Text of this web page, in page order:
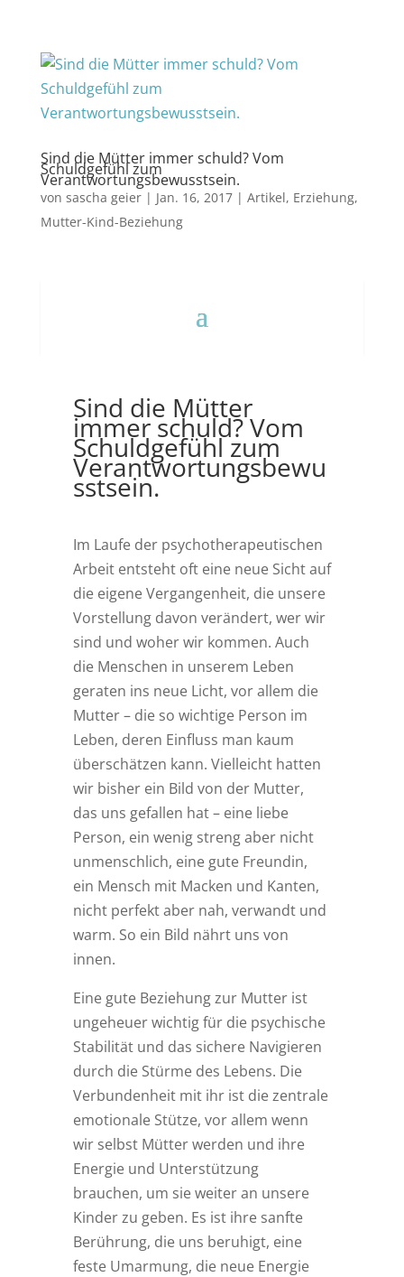
Sind die Mütter immer schuld? Vom
Schuldgefühl zum
Verantwortungsbewusstsein.
von sascha geier| Jan. 16, 2017| Artikel, Erziehung,
Mutter-Kind-Beziehung
Sind die Mütter
immer schuld? Vom
Schuldgefühl zum
Verantwortungsbewu
sstsein.
Im Laufe der psychotherapeutischen
Arbeit entsteht oft eine neue Sicht auf
die eigene Vergangenheit, die unsere
Vorstellung davon verändert, wer wir
sind und woher wir kommen. Auch
die Menschen in unserem Leben
geraten ins neue Licht, vor allem die
Mutter – die so wichtige Person im
Leben, deren Einfluss man kaum
überschätzen kann. Vielleicht hatten
wir bisher ein Bild von der Mutter,
das uns gefallen hat – eine liebe
Person, ein wenig streng aber nicht
unmenschlich, eine gute Freundin,
ein Mensch mit Macken und Kanten,
nicht perfekt aber nah, verwandt und
warm. So ein Bild nährt uns von
innen.
Eine gute Beziehung zur Mutter ist
ungeheuer wichtig für die psychische
Stabilität und das sichere Navigieren
durch die Stürme des Lebens. Die
Verbundenheit mit ihr ist die zentrale
emotionale Stütze, vor allem wenn
wir selbst Mütter werden und ihre
Energie und Unterstützung
brauchen, um sie weiter an unsere
Kinder zu geben. Es ist ihre sanfte
Berührung, die uns beruhigt, eine
feste Umarmung, die neue Energie